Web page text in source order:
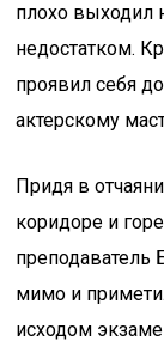
плохо выходил
недостатком.
проявил себя
актерскому
Придя в
коридоре и
преподаватель
мимо и
исходом